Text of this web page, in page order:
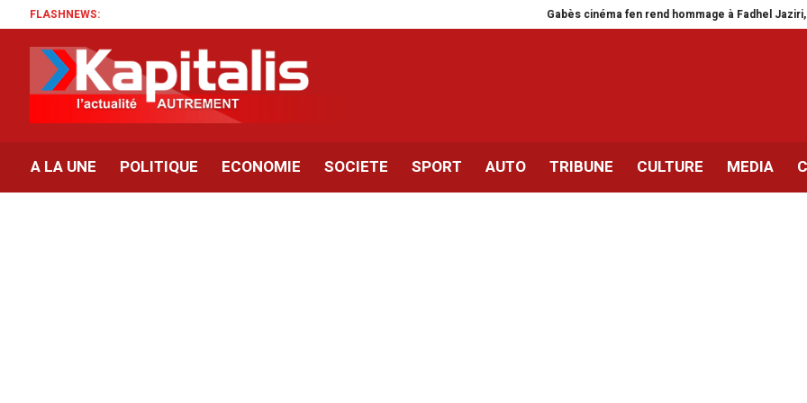
FLASHNEWS: Gabès cinéma fen rend hommage à Fadhel Jaziri, figure
A LA UNE POLITIQUE ECONOMIE SOCIETE SPORT AUTO TRIBUNE CULTURE MEDIA